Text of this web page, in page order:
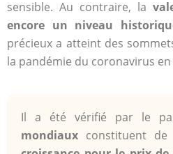
sensible. Au contraire, la
encore un niveau
précieux a atteint des
la pandémie du coronavirus en
Il a été vérifié par le
mondiaux constituent de